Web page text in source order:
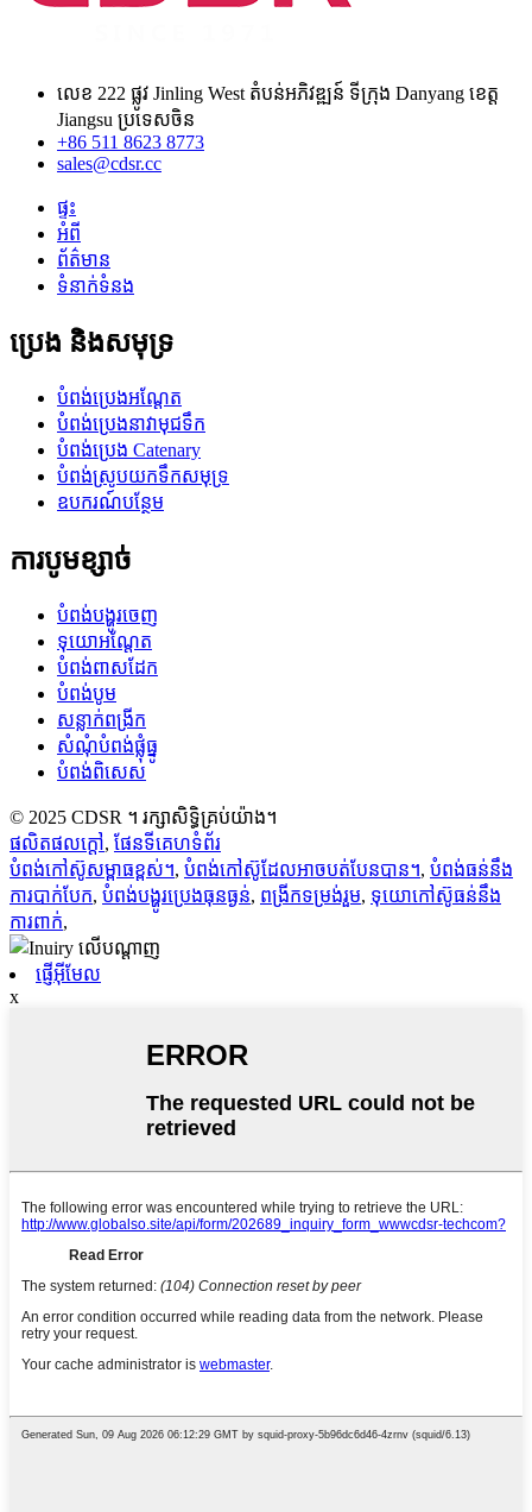
លេខ 222 ផ្លូវ Jinling West តំបន់អភិវឌ្ឍន៍ ទីក្រុង Danyang ខេត្ត
Jiangsu ប្រទេសចិន
+86 511 8623 8773
sales@cdsr.cc
ផ្ទះ
អំពី
ព័ត៌មាន
ទំនាក់ទំនង
ប្រេង និងសមុទ្រ
បំពង់ប្រេងអណ្តែត
បំពង់ប្រេងនាវាមុជទឹក
បំពង់ប្រេង Catenary
បំពង់ស្រូបយកទឹកសមុទ្រ
ឧបករណ៍បន្ថែម
ការបូមខ្សាច់
បំពង់បង្ហូរចេញ
ទុយោអណ្តែត
បំពង់ពាសដែក
បំពង់បូម
សន្លាក់ពង្រីក
សំណុំបំពង់ផ្លុំធ្នូ
បំពង់ពិសេស
© 2025 CDSR ។ រក្សាសិទ្ធិគ្រប់យ៉ាង។
ផលិតផលក្តៅ, ផែនទីគេហទំព័រ
បំពង់កៅស៊ូសម្ពាធខ្ពស់។, បំពង់កៅស៊ូដែលអាចបត់បែនបាន។, បំពង់ធន់នឹង
ការបាក់បែក, បំពង់បង្ហូរប្រេងធុនធ្ងន់, ពង្រីកទម្រង់រួម, ទុយោកៅស៊ូធន់នឹង
ការពាក់,
ផ្ញើអ៊ីមែល
x